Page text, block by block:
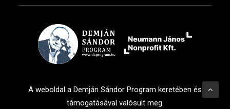
A weboldal a Demján Sándor Program keretében és
támogatásával valósult meg.